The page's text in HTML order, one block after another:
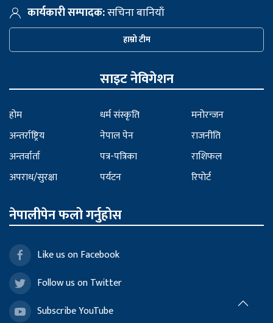
कार्यकारी सम्पादक:सचिना बानियाँ
हाम्रो टीम
साइट नेविगेशन
होम
अन्तर्राष्ट्रिय
अन्तर्वार्ता
अपराध/सुरक्षा
धर्म संस्कृति
नेपाल पेन
पत्र-पत्रिका
पर्यटन
मनोरन्जन
राजनीति
राशिफल
रिपोर्ट
नेपालीपेन फलो गर्नुहोस
Like us on Facebook
Follow us on Twitter
Subscribe YouTube